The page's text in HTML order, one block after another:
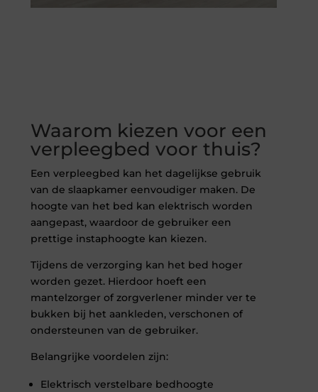
Waarom kiezen voor een
verpleegbed voor thuis?
Een verpleegbed kan het dagelijkse gebruik
van de slaapkamer eenvoudiger maken. De
hoogte van het bed kan elektrisch worden
aangepast, waardoor de gebruiker een
prettige instaphoogte kan kiezen.
Tijdens de verzorging kan het bed hoger
worden gezet. Hierdoor hoeft een
mantelzorger of zorgverlener minder ver te
bukken bij het aankleden, verschonen of
ondersteunen van de gebruiker.
Belangrijke voordelen zijn:
Elektrisch verstelbare bedhoogte